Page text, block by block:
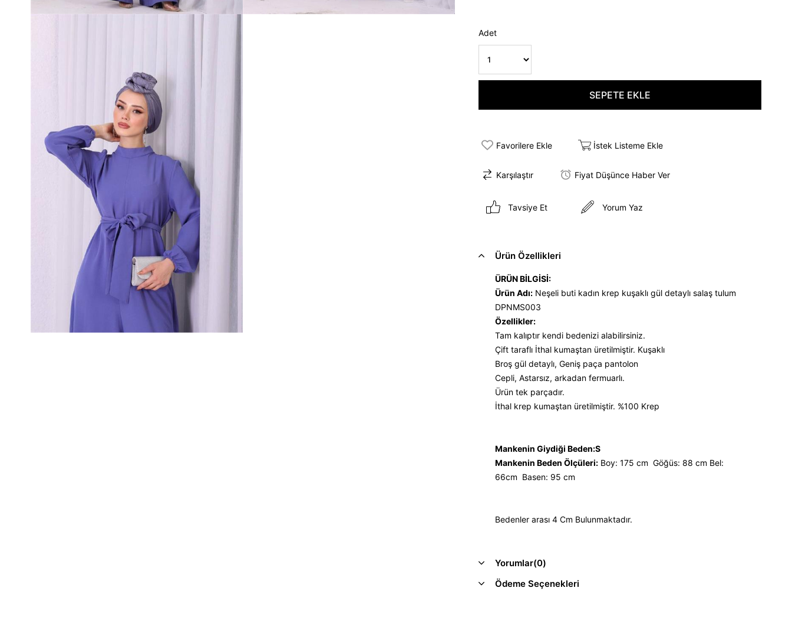
Adet
Favorilere Ekle İstek Listeme Ekle
Karşılaştır Fiyat Düşünce Haber Ver
Tavsiye Et Yorum Yaz
Ürün Özellikleri
ÜRÜN BİLGİSİ:
Ürün Adı: Neşeli buti kadın krep kuşaklı gül detaylı salaş tulum
DPNMS003
Özellikler:
Tam kalıptır kendi bedenizi alabilirsiniz.
Çift taraflı İthal kumaştan üretilmiştir. Kuşaklı
Broş gül detaylı, Geniş paça pantolon
Cepli, Astarsız, arkadan fermuarlı.
Ürün tek parçadır.
İthal krep kumaştan üretilmiştir. %100 Krep
Mankenin Giydiği Beden:S
Mankenin Beden Ölçüleri: Boy: 175 cm Göğüs: 88 cm Bel:
66cm Basen: 95 cm
Bedenler arası 4 Cm Bulunmaktadır.
Yorumlar(0)
Ödeme Seçenekleri